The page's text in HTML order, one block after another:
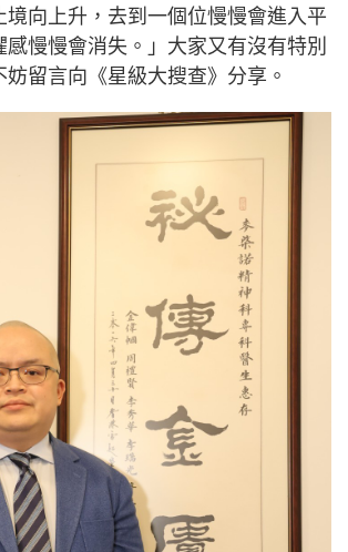
境向上升，去到一個位慢慢會進入平
感慢慢會消失。」大家又有沒有特別
留言向《星級大搜查》分享。